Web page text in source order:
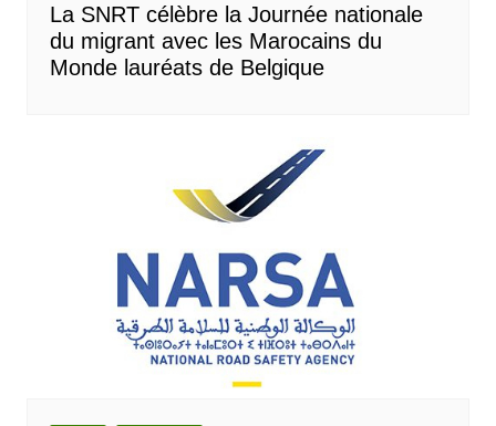
La SNRT célèbre la Journée nationale
du migrant avec les Marocains du
Monde lauréats de Belgique